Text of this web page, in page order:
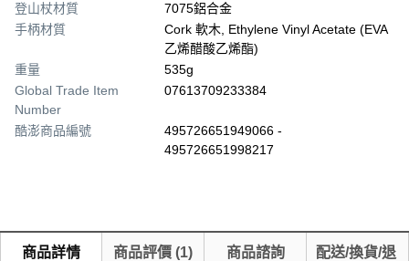
登山杖材質
7075鋁合金
手柄材質
Cork 軟木, Ethylene Vinyl Acetate (EVA
乙烯醋酸乙烯酯)
重量
535g
Global Trade Item
Number
07613709233384
酷澎商品編號
495726651949066 -
495726651998217
商品詳情 商品評價 (1) 商品諮詢
配送/換貨/退